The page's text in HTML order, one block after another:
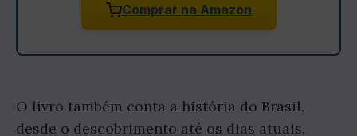
Comprar na Amazon
O livro também conta a história do Brasil,
desde o descobrimento até os dias atuais.